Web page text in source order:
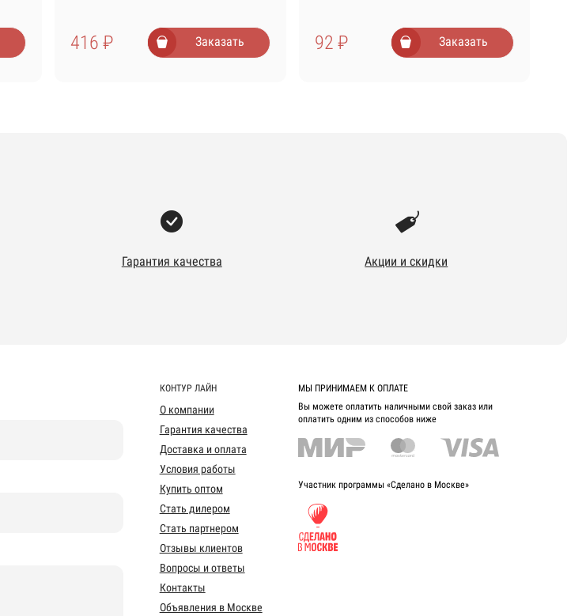
416 ₽ Заказать 92 ₽ Заказать
Гарантия качества Акции и скидки
КОНТУР ЛАЙН
О компании
Гарантия качества
Доставка и оплата
Условия работы
Купить оптом
Стать дилером
Стать партнером
Отзывы клиентов
Вопросы и ответы
Контакты
Объявления в Москве
МЫ ПРИНИМАЕМ К ОПЛАТЕ
Вы можете оплатить наличными свой заказ или
оплатить одним из способов ниже
Участник программы «Сделано в Москве»